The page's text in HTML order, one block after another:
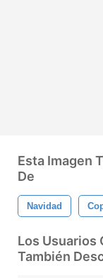
Esta Imagen
De
Navidad
Los Usuarios
También